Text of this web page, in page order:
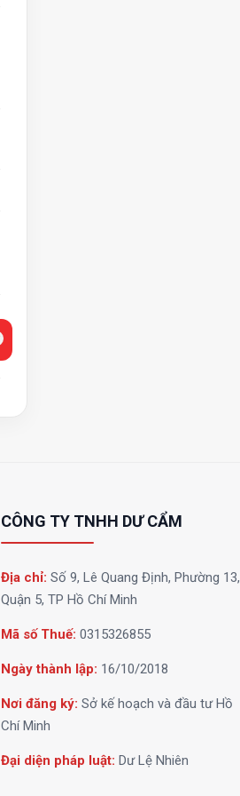
CÔNG TY TNHH DƯ CẨM
Địa chỉ:Số 9, Lê Quang Định, Phường 13,
Quận 5, TP Hồ Chí Minh
Mã số Thuế: 0315326855
Ngày thành lập: 16/10/2018
Nơi đăng ký: Sở kế hoạch và đầu tư Hồ
Chí Minh
Đại diện pháp luật: Dư Lệ Nhiên